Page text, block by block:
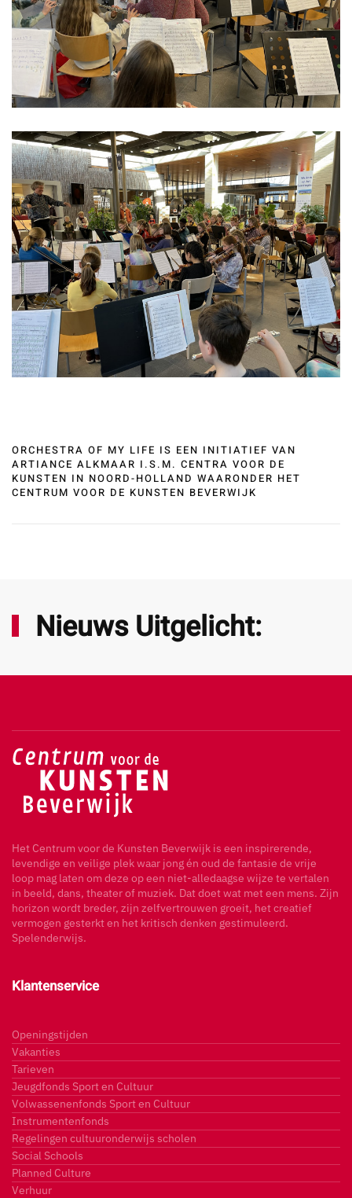
ORCHESTRA OF MY LIFE IS EEN INITIATIEF VAN
ARTIANCE ALKMAAR I.S.M. CENTRA VOOR DE
KUNSTEN IN NOORD-HOLLAND WAARONDER HET
CENTRUM VOOR DE KUNSTEN BEVERWIJK
Nieuws Uitgelicht:
Het Centrum voor de Kunsten Beverwijk is een inspirerende,
levendige en veilige plek waar jong én oud de fantasie de vrije
loop mag laten om deze op een niet-alledaagse wijze te vertalen
in beeld, dans, theater of muziek. Dat doet wat met een mens. Zijn
horizon wordt breder, zijn zelfvertrouwen groeit, het creatief
vermogen gesterkt en het kritisch denken gestimuleerd.
Spelenderwijs.
Klantenservice
Openingstijden
Vakanties
Tarieven
Jeugdfonds Sport en Cultuur
Volwassenenfonds Sport en Cultuur
Instrumentenfonds
Regelingen cultuuronderwijs scholen
Social Schools
Planned Culture
Verhuur